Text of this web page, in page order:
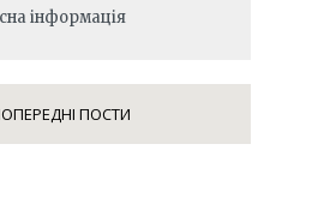
які живуть у
інформація
ПОСТИ